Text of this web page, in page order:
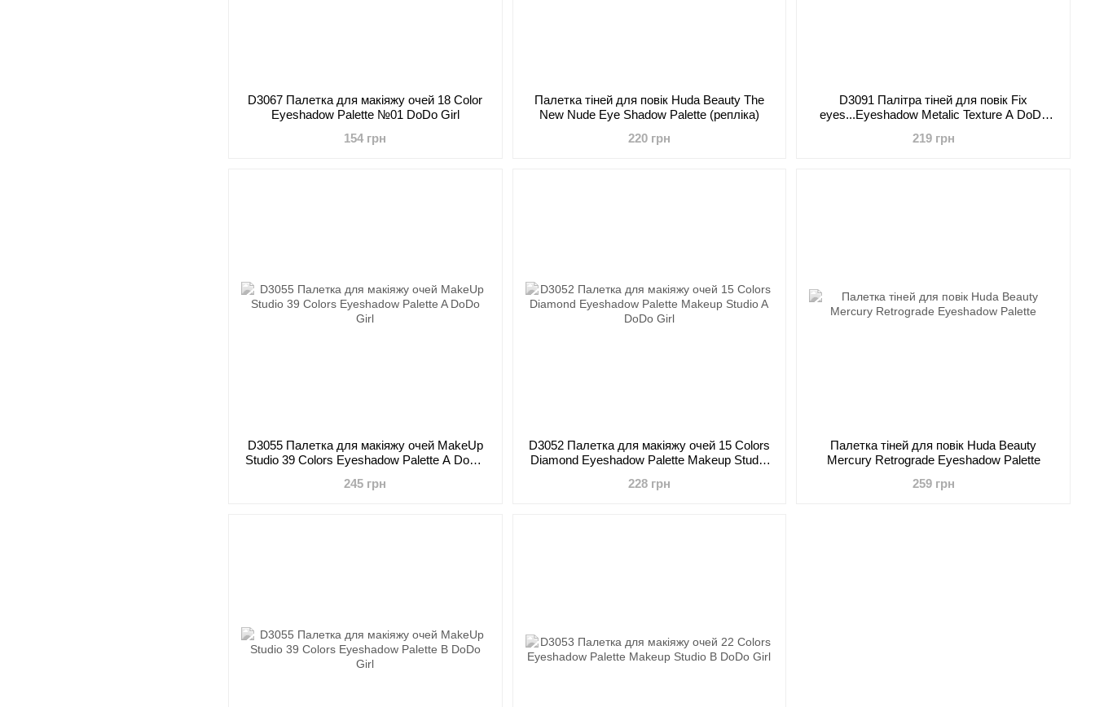
D3067 Палетка для макіяжу очей 18 Color
Eyeshadow Palette №01 DoDo Girl
154 грн
Палетка тіней для повік Huda Beauty The
New Nude Eye Shadow Palette (репліка)
220 грн
D3091 Палітра тіней для повік Fix
eyes...Eyeshadow Metalic Texture A DoDo
219 грн
D3055 Палетка для макіяжу очей MakeUp
Studio 39 Colors Eyeshadow Palette A DoDo
245 грн
D3052 Палетка для макіяжу очей 15 Colors
Diamond Eyeshadow Palette Makeup Studio
228 грн
Палетка тіней для повік Huda Beauty
Mercury Retrograde Eyeshadow Palette
259 грн